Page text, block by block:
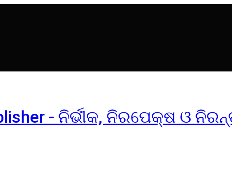
- ନିର୍ଭୀକ, ନିରପେକ୍ଷ ଓ